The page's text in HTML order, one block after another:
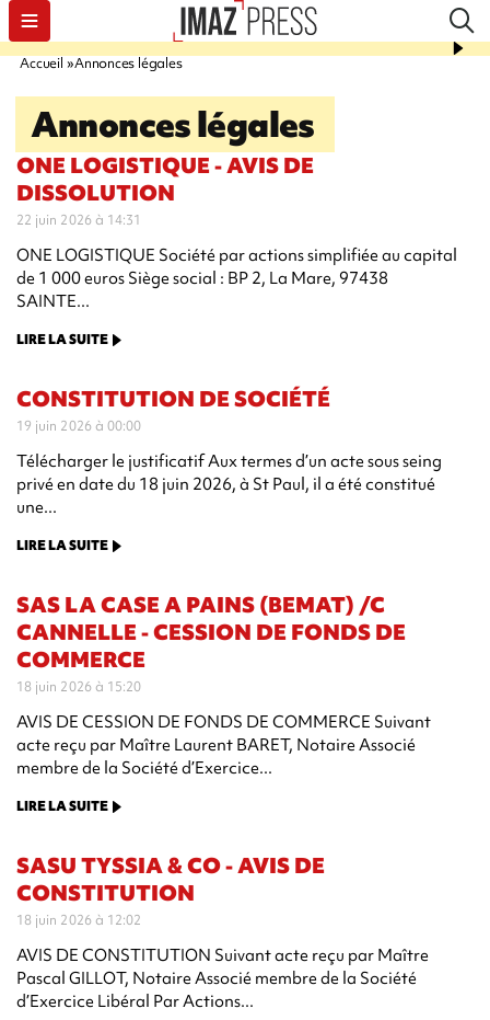
Accueil Annonces légales
Annonces légales
ONE LOGISTIQUE - AVIS DE
DISSOLUTION
22 juin 2026 à 14:31
ONE LOGISTIQUE Société par actions simplifiée au capital
de 1 000 euros Siège social : BP 2, La Mare, 97438
SAINTE...
LIRE LA SUITE
CONSTITUTION DE SOCIÉTÉ
19 juin 2026 à 00:00
Télécharger le justificatif Aux termes d’un acte sous seing
privé en date du 18 juin 2026, à St Paul, il a été constitué
une...
LIRE LA SUITE
SAS LA CASE A PAINS (BEMAT) /C
CANNELLE - CESSION DE FONDS DE
COMMERCE
18 juin 2026 à 15:20
AVIS DE CESSION DE FONDS DE COMMERCE Suivant
acte reçu par Maître Laurent BARET, Notaire Associé
membre de la Société d’Exercice...
LIRE LA SUITE
SASU TYSSIA & CO - AVIS DE
CONSTITUTION
18 juin 2026 à 12:02
AVIS DE CONSTITUTION Suivant acte reçu par Maître
Pascal GILLOT, Notaire Associé membre de la Société
d’Exercice Libéral Par Actions...